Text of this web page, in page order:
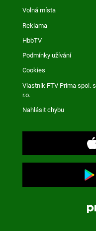
Volná místa
Reklama
HbbTV
Podmínky užívání
Cookies
Vlastník FTV Prima spol. s
r.o.
Nahlásit chybu